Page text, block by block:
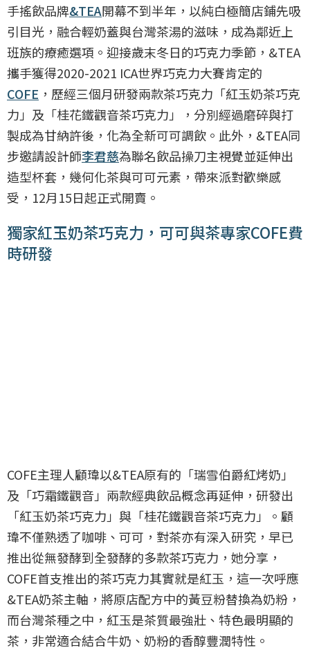
手搖飲品牌&TEA開幕不到半年，以純白極簡店鋪先吸
引目光，融合輕奶蓋與台灣茶湯的滋味，成為鄰近上
班族的療癒選項。迎接歲末冬日的巧克力季節，&TEA
攜手獲得2020-2021 ICA世界巧克力大賽肯定的
COFE ，歷經三個月研發兩款茶巧克力「紅玉奶茶巧克
力」及「桂花鐵觀音茶巧克力」，分別經過磨碎與打
製成為甘納許後，化為全新可可調飲。此外，&TEA同
步邀請設計師李君慈為聯名飲品操刀主視覺並延伸出
造型杯套，幾何化茶與可可元素，帶來派對歡樂感
受，12月15日起正式開賣。
獨家紅玉奶茶巧克力，可可與茶專家COFE費
時研發
COFE主理人顧瑋以&TEA原有的「瑞雪伯爵紅烤奶」
及「巧霜鐵觀音」兩款經典飲品概念再延伸，研發出
「紅玉奶茶巧克力」與「桂花鐵觀音茶巧克力」。顧
瑋不僅熟透了咖啡、可可，對茶亦有深入研究，早已
推出從無發酵到全發酵的多款茶巧克力，她分享，
COFE首支推出的茶巧克力其實就是紅玉，這一次呼應
&TEA奶茶主軸，將原店配方中的黃豆粉替換為奶粉，
而台灣茶種之中，紅玉是茶質最強壯、特色最明顯的
茶，非常適合結合牛奶、奶粉的香醇豐潤特性。